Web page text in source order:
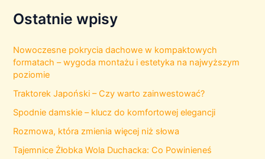
r
c
f
o
r
Ostatnie wpisy
Nowoczesne pokrycia dachowe w kompaktowych
formatach – wygoda montażu i estetyka na najwyższym
poziomie
Traktorek Japoński – Czy warto zainwestować?
Spodnie damskie – klucz do komfortowej elegancji
Rozmowa, która zmienia więcej niż słowa
Tajemnice Żłobka Wola Duchacka: Co Powinieneś